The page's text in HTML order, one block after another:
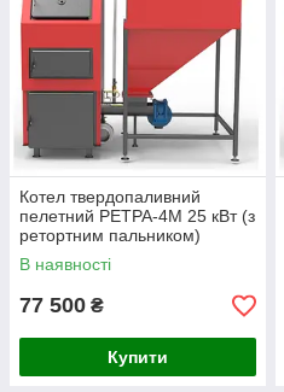
Котел твердопаливний
пелетний РЕТРА-4М 25 кВт (з
ретортним пальником)
В наявності
77 500 ₴
Купити